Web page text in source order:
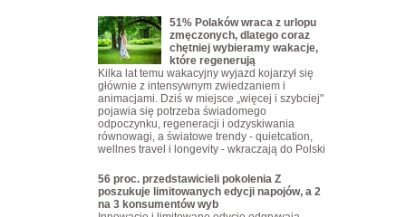
51% Polaków wraca z urlopu
zmęczonych, dlatego coraz
chętniej wybieramy wakacje,
które regenerują
Kilka lat temu wakacyjny wyjazd kojarzył się
głównie z intensywnym zwiedzaniem i
animacjami. Dziś w miejsce „więcej i szybciej"
pojawia się potrzeba świadomego
odpoczynku, regeneracji i odzyskiwania
równowagi, a światowe trendy - quietcation,
wellnes travel i longevity - wkraczają do Polski
56 proc. przedstawicieli pokolenia Z
poszukuje limitowanych edycji napojów, a 2
na 3 konsumentów wyb